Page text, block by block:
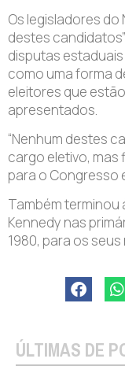
Os legisladores do
destes
disputas
como uma forma
eleitores que
apresentados.
“Nenhum destes
cargo eletivo, mas
para o Congresso
Também terminou
Kennedy nas
1980, para os
ÚLTIMAS DE